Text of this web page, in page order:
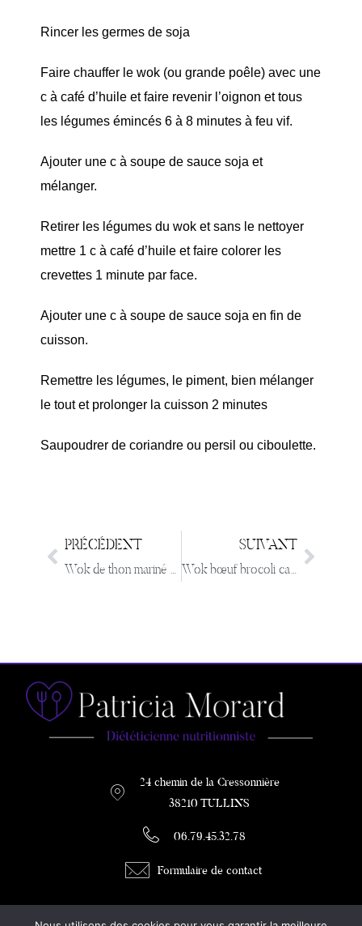
Rincer les germes de soja
Faire chauffer le wok (ou grande poêle) avec une
c à café d’huile et faire revenir l’oignon et tous
les légumes émincés 6 à 8 minutes à feu vif.
Ajouter une c à soupe de sauce soja et
mélanger.
Retirer les légumes du wok et sans le nettoyer
mettre 1 c à café d’huile et faire colorer les
crevettes 1 minute par face.
Ajouter une c à soupe de sauce soja en fin de
cuisson.
Remettre les légumes, le piment, bien mélanger
le tout et prolonger la cuisson 2 minutes
Saupoudrer de coriandre ou persil ou ciboulette.
PRÉCÉDENT
Wok de thon mariné au sésame ananas et légumes sautés
SUIVANT
Wok bœuf brocoli carottes champignons
24 chemin de la Cressonnière
38210 TULLINS
06.79.45.32.78
Formulaire de contact